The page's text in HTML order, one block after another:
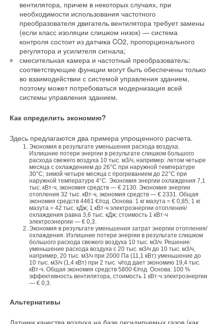
вентилятора, причем в некоторых случаях, при
необходимости использования частотного
преобразователя двигатель вентилятора требует замены
(если класс изоляции слишком низок) — система
контроля состоит из датчика CO2, пропорционального
регулятора и усилителя сигнала;
смесительная камера и частотный преобразователь:
соответствующие функции могут быть обеспечены только
во взаимодействии с системой управления зданием,
поэтому может потребоваться модернизация всей
системы управления зданием.
Как определить экономию?
Здесь предлагаются два примера упрощенного расчета.
Экономия в результате уменьшения расхода воздуха.
Излишние потери энергии в результате слишком большого
расхода свежего воздуха 10 тыс. м3/ч, например: летом четыре
месяца с охлаждением до 26°C при наружной температуре
30°C; зимой четыре месяца с прогреванием до 22°C при
наружной температуре 4°C. Экономия энергии охлаждения 7,1
тыс. кВт⋅ч, экономия средств — € 2130. Экономия энергии
отопления 32 тыс. кВт⋅ч, экономия средств — € 2331. Общая
экономия средств 4461 €/год. Основа: 1 кг мазута = € 0,85; 1 кг
мазута = 42 тыс. кДж; 1 кВт⋅ч электроэнергии отопления/
охлаждения равна 3,6 тыс. кДж; стоимость 1 кВт⋅ч
электроэнергии — € 0,3.
Экономия в результате уменьшения затрат энергии отопления/
охлаждения. Излишние потери энергии в результате слишком
большого расхода свежего воздуха 10 тыс. м3/ч. Решение:
уменьшение расхода воздуха с 20 тыс. м3/ч до 10 тыс. м3/ч,
например, 20 тыс. м3/ч при 2000 Па (11,1 кВт) уменьшение до
10 тыс. м3/ч (1,4 кВт) при 2 тыс. ч/год дает экономию 19,4 тыс.
кВт⋅ч. Общая экономия средств 5800 €/год. Основа: 100 %
эффективность вентилятора, стоимость 1 кВт⋅ч электроэнергии
— € 0,3.
Альтернативы
заменили на современные модели и на каждой батарее
установлены радиаторные терморегуляторы. В результате
уже в первый после ремонта отопительный сезон жильцы
сэкономили более 250 тыс. руб. — по 3000 руб. на каждую
квартиру.
Основа потенциала
Существующий потенциал энергосбережения в России
составляет, по разным оценкам, около 40–45 % текущего
топлива, причем основной потенциал кроется в сферах ЖКХ,
значительного снижения конечного потребления энергии в
этих отраслях можно достичь за счет энергосберегающих
мероприятий на электрооборудовании, что соответствует
задачам госпроектов «Считай, экономь и плати» и
«Энергоэффективный квартал».
В качестве примера их успешной реализации можно
привести положительный опыт использования частотно-
регулируемых приводов (ЧРП) в электродвигателях
переменного тока, на которые приходится примерно 70 %
электроэнергии, потребляемой предприятиями. Известно,
что эти механизмы обладают одним недостатком,
существенно влияющим на экономичность.
У них постоянная частота вращения, практически не
зависящая от нагрузки, в то время как от большей части
вентиляторы, насосы, компрессоры, требуется работа в